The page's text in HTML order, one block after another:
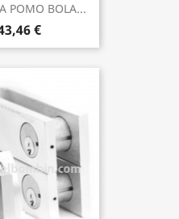
POMO BOLA...
€